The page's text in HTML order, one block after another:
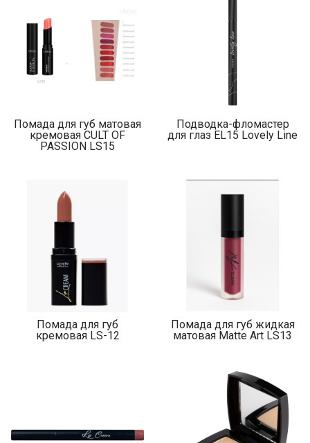
Помада для губ матовая
кремовая CULT OF
PASSION LS15
Подводка-фломастер
для глаз EL15 Lovely Line
Помада для губ
кремовая LS-12
Помада для губ жидкая
матовая Matte Art LS13